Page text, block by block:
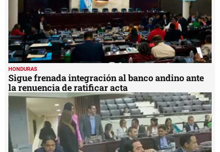
HONDURAS
Sigue frenada integración al banco andino ante
la renuencia de ratificar acta